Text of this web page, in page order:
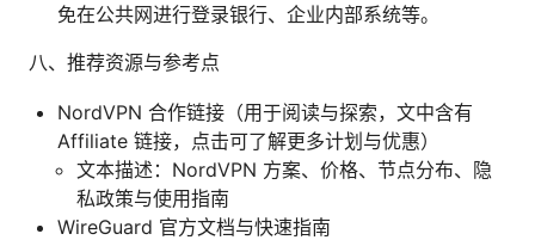
免在公共网进行登录银行、企业内部系统等。
八、推荐资源与参考点
NordVPN 合作链接（用于阅读与探索，文中含有
Affiliate 链接，点击可了解更多计划与优惠）
文本描述：NordVPN 方案、价格、节点分布、隐
私政策与使用指南
WireGuard 官方文档与快速指南